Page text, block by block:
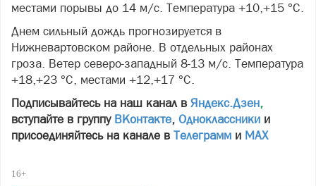
местами порывы до 14 м/с. Температура +10,+15 °С.
Днем сильный дождь прогнозируется в
Нижневартовском районе. В отдельных районах
гроза. Ветер северо-западный 8-13 м/с. Температура
+18,+23 °С, местами +12,+17 °С.
Подписывайтесь на наш канал в Яндекс.Дзен,
вступайте в группу ВКонтакте, Одноклассники и
присоединяйтесь на канале в Телеграмм и МАХ
16+